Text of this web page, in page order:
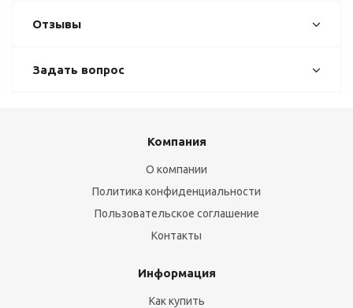
Отзывы
Задать вопрос
Компания
О компании
Политика конфиденциальности
Пользовательское соглашение
Контакты
Информация
Как купить